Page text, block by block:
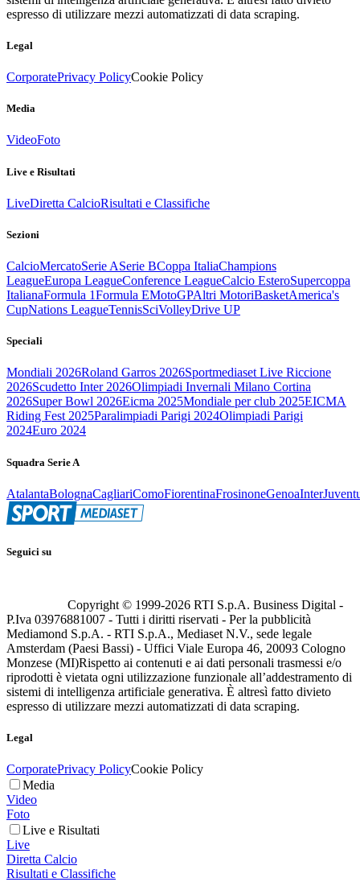
espresso di utilizzare mezzi automatizzati di data scraping.
Legal
CorporatePrivacy PolicyCookie Policy
Media
VideoFoto
Live e Risultati
LiveDiretta CalcioRisultati e Classifiche
Sezioni
CalcioMercatoSerie ASerie BCoppa ItaliaChampions
LeagueEuropa LeagueConference LeagueCalcio EsteroSupercoppa
ItalianaFormula 1Formula EMotoGPAltri MotoriBasketAmerica's
CupNations LeagueTennisSciVolleyDrive UP
Speciali
Mondiali 2026Roland Garros 2026Sportmediaset Live Riccione
2026Scudetto Inter 2026Olimpiadi Invernali Milano Cortina
2026Super Bowl 2026Eicma 2025Mondiale per club 2025EICMA
Riding Fest 2025Paralimpiadi Parigi 2024Olimpiadi Parigi
2024Euro 2024
Squadra Serie A
AtalantaBolognaCagliariComoFiorentinaFrosinoneGenoaInter
Seguici su
Copyright © 1999-2026 RTI S.p.A. Business Digital -
P.Iva 03976881007 - Tutti i diritti riservati - Per la pubblicità
Mediamond S.p.A. - RTI S.p.A., Mediaset N.V., sede legale
Amsterdam (Paesi Bassi) - Uffici Viale Europa 46, 20093 Cologno
Monzese (MI)Rispetto ai contenuti e ai dati personali trasmessi e/o
riprodotti è vietata ogni utilizzazione funzionale all’addestramento di
sistemi di intelligenza artificiale generativa. È altresì fatto divieto
espresso di utilizzare mezzi automatizzati di data scraping.
Legal
CorporatePrivacy PolicyCookie Policy
Media
Video
Foto
Live e Risultati
Live
Diretta Calcio
Risultati e Classifiche